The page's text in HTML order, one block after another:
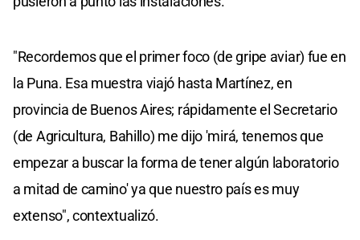
"Recordemos que el primer foco (de gripe aviar) fue en
la Puna. Esa muestra viajó hasta Martínez, en
provincia de Buenos Aires; rápidamente el Secretario
(de Agricultura, Bahillo) me dijo 'mirá, tenemos que
empezar a buscar la forma de tener algún laboratorio
a mitad de camino' ya que nuestro país es muy
extenso", contextualizó.